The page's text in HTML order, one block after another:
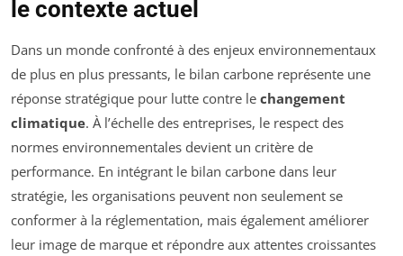
le contexte actuel
Dans un monde confronté à des enjeux environnementaux
de plus en plus pressants, le bilan carbone représente une
réponse stratégique pour lutte contre le changement
climatique. À l’échelle des entreprises, le respect des
normes environnementales devient un critère de
performance. En intégrant le bilan carbone dans leur
stratégie, les organisations peuvent non seulement se
conformer à la réglementation, mais également améliorer
leur image de marque et répondre aux attentes croissantes